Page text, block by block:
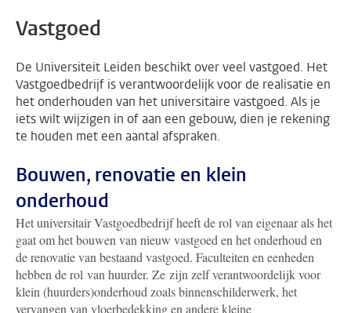
Vastgoed
De Universiteit Leiden beschikt over veel vastgoed. Het
Vastgoedbedrijf is verantwoordelijk voor de realisatie en
het onderhouden van het universitaire vastgoed. Als je
iets wilt wijzigen in of aan een gebouw, dien je rekening
te houden met een aantal afspraken.
Bouwen, renovatie en klein
onderhoud
Het universitair Vastgoedbedrijf heeft de rol van eigenaar als het
gaat om het bouwen van nieuw vastgoed en het onderhoud en
de renovatie van bestaand vastgoed. Faculteiten en eenheden
hebben de rol van huurder. Ze zijn zelf verantwoordelijk voor
klein (huurders)onderhoud zoals binnenschilderwerk, het
vervangen van vloerbedekking en andere kleine